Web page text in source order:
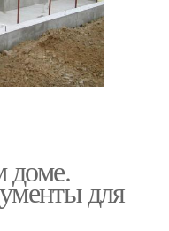
доме.
для